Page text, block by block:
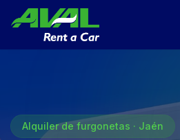
Alquiler de furgonetas · Jaén